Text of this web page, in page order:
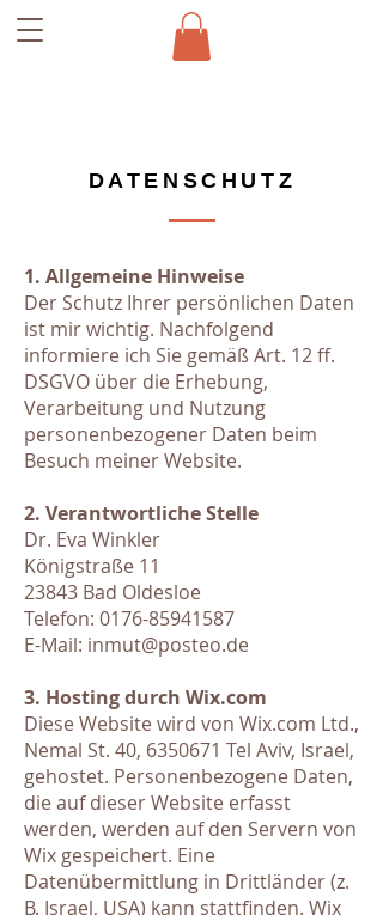
DATENSCHUTZ
1. Allgemeine Hinweise
Der Schutz Ihrer persönlichen Daten
ist mir wichtig. Nachfolgend
informiere ich Sie gemäß Art. 12 ff.
DSGVO über die Erhebung,
Verarbeitung und Nutzung
personenbezogener Daten beim
Besuch meiner Website.
2. Verantwortliche Stelle
Dr. Eva Winkler
Königstraße 11
23843 Bad Oldesloe
Telefon: 0176-85941587
E-Mail: inmut@posteo.de
3. Hosting durch Wix.com
Diese Website wird von Wix.com Ltd.,
Nemal St. 40, 6350671 Tel Aviv, Israel,
gehostet. Personenbezogene Daten,
die auf dieser Website erfasst
werden, werden auf den Servern von
Wix gespeichert. Eine
Datenübermittlung in Drittländer (z.
B. Israel, USA) kann stattfinden. Wix